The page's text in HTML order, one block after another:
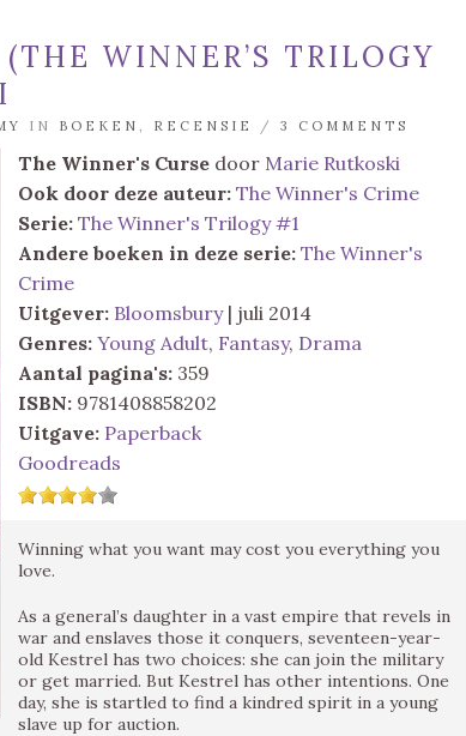
WINNER’S TRILOGY
IN BOEKEN , RECENSIE / 3 COMMENTS
The Winner's Curse door Marie Rutkoski
Ook door deze auteur: The Winner's Crime
Serie: The Winner's Trilogy #1
Andere boeken in deze serie: The Winner's
Crime
Uitgever: Bloomsbury| juli 2014
Genres: Young Adult, Fantasy, Drama
Aantal pagina's: 359
ISBN: 9781408858202
Uitgave: Paperback
Goodreads
Winning what you want may cost you everything you
love.
As a general’s daughter in a vast empire that revels in
war and enslaves those it conquers, seventeen-year-
old Kestrel has two choices: she can join the military
or get married. But Kestrel has other intentions. One
day, she is startled to find a kindred spirit in a young
slave up for auction.